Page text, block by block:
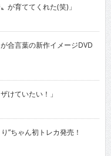
が育ててくれた(笑)」
合言葉の新作イメージDVD
けていたい！」
”ちゃん初トレカ発売！